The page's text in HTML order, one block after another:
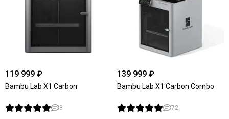
119 999 ₽
Bambu Lab X1 Carbon
3
139 999 ₽
Bambu Lab X1 Carbon Combo
72